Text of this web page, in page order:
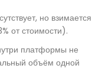
но взимается
от стоимости).
платформы не
объём одной